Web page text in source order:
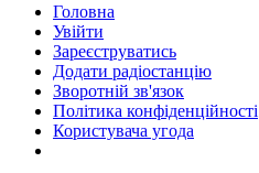
Головна
Увійти
Зареєструватись
Додати радіостанцію
Зворотній зв'язок
Політика конфіденційності
Користувача угода